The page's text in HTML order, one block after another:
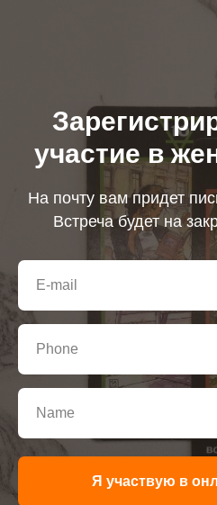
участие в
На почту вам придет
Встреча будет на
Я участвую в